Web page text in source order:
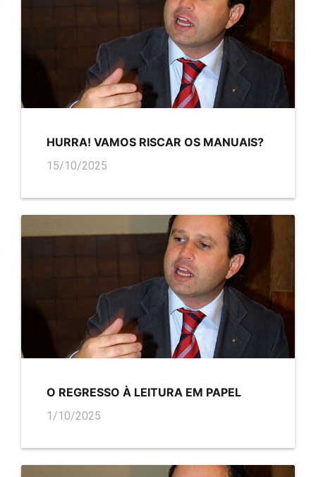
HURRA! VAMOS RISCAR OS MANUAIS?
15/10/2025
O REGRESSO À LEITURA EM PAPEL
1/10/2025